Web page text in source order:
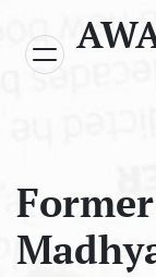
content